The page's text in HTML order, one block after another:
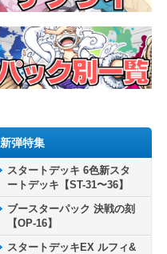
新弾特集
スタートデッキ 6色新スタ
ートデッキ【ST-31〜36】
ブースターパック 決戦の刻
【OP-16】
スタートデッキEX ルフィ&